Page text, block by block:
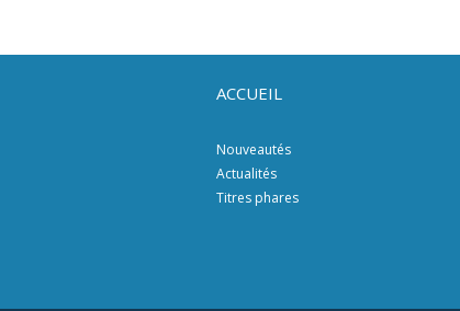
ACCUEIL
Nouveautés
Actualités
Titres phares